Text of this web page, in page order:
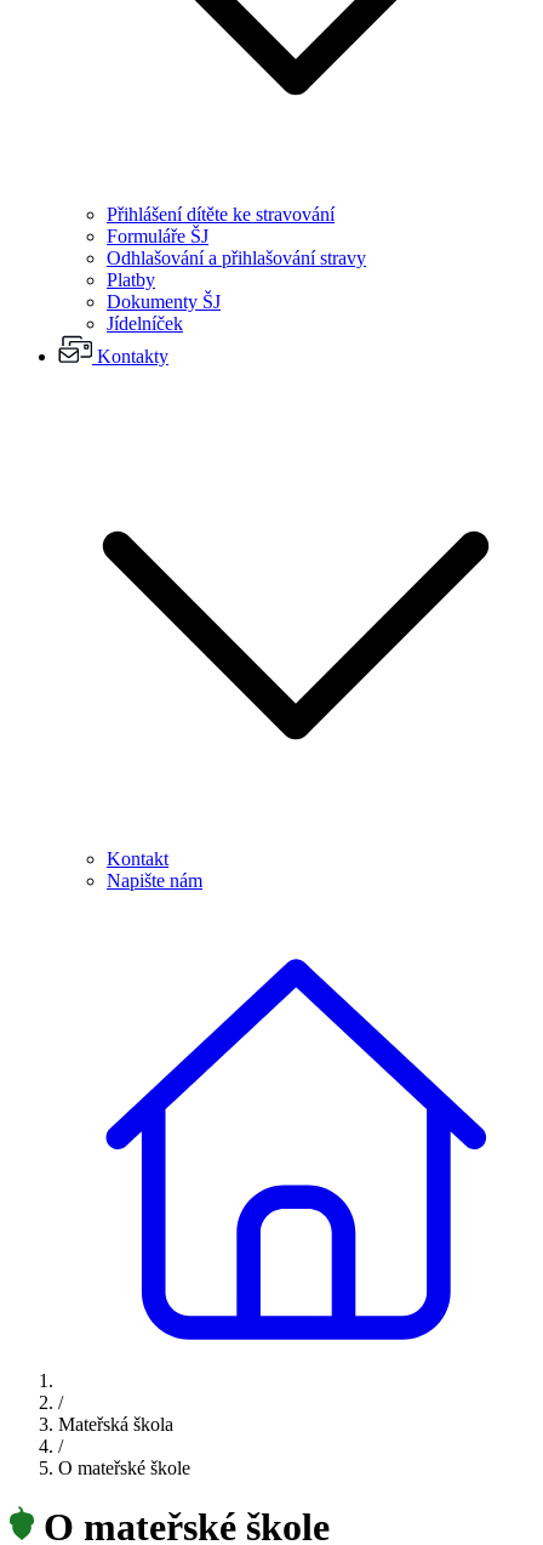
Přihlášení dítěte ke stravování
Formuláře ŠJ
Odhlašování a přihlašování stravy
Platby
Dokumenty ŠJ
Jídelníček
Kontakty
Kontakt
Napište nám
/
Mateřská škola
/
O mateřské škole
O mateřské škole